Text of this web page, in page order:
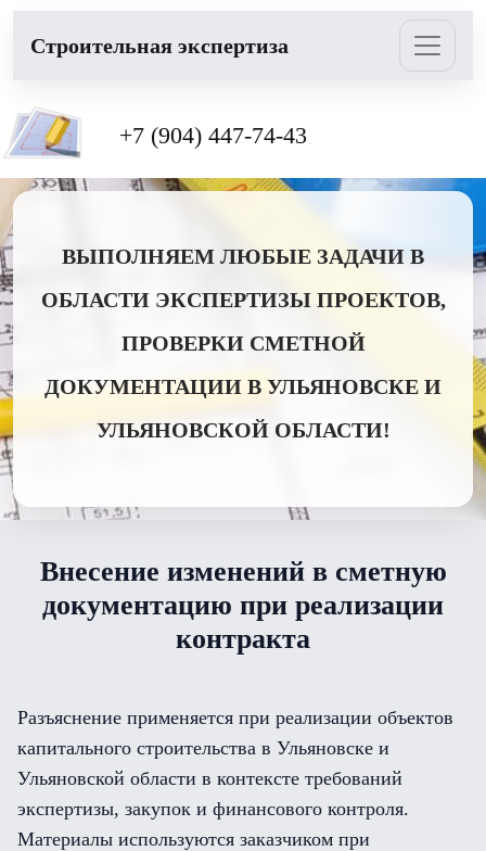
Cтроительная экспертиза
+7 (904) 447-74-43
ВЫПОЛНЯЕМ ЛЮБЫЕ ЗАДАЧИ В
ОБЛАСТИ ЭКСПЕРТИЗЫ ПРОЕКТОВ,
ПРОВЕРКИ СМЕТНОЙ
ДОКУМЕНТАЦИИ В УЛЬЯНОВСКЕ И
УЛЬЯНОВСКОЙ ОБЛАСТИ!
Внесение изменений в сметную
документацию при реализации
контракта
Разъяснение применяется при реализации объектов
капитального строительства в Ульяновске и
Ульяновской области в контексте требований
экспертизы, закупок и финансового контроля.
Материалы используются заказчиком при